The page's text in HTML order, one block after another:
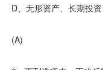
D、无形资产、长期投资
(A)